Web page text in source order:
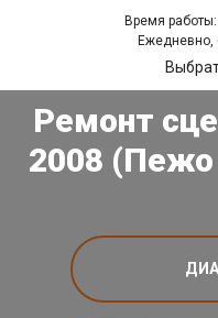
Время
Ежедневно,
Ремонт
2008